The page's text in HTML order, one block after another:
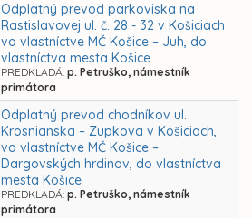
Odplatný prevod parkoviska na
Rastislavovej ul. č. 28 - 32 v Košiciach
vo vlastníctve MČ Košice – Juh, do
vlastníctva mesta Košice
PREDKLADÁ: p. Petruško, námestník
primátora
Odplatný prevod chodníkov ul.
Krosnianska – Zupkova v Košiciach,
vo vlastníctve MČ Košice –
Dargovských hrdinov, do vlastníctva
mesta Košice
PREDKLADÁ: p. Petruško, námestník
primátora